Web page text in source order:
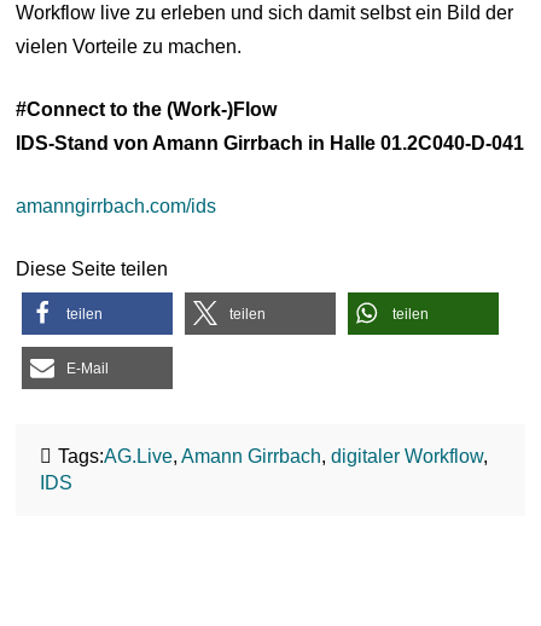
Workflow live zu erleben und sich damit selbst ein Bild der
vielen Vorteile zu machen.
#Connect to the (Work-)Flow
IDS-Stand von Amann Girrbach in Halle 01.2C040-D-041
amanngirrbach.com/ids
Diese Seite teilen
teilen teilen teilen
E-Mail
Tags:AG.Live,Amann Girrbach,digitaler Workflow,
IDS